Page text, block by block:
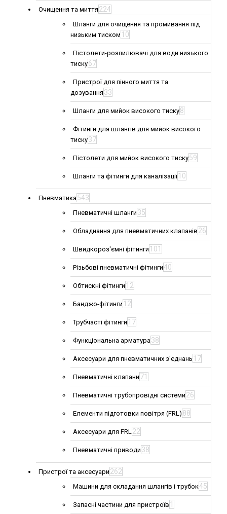
Очищення та миття 224
Шланги для очищення та промивання під
низьким тиском 10
Пістолети-розпилювачі для води низького
тиску67
Пристрої для пінного миття та
дозування 33
Шланги для мийок високого тиску8
Фітинги для шлангів для мийок високого
тиску37
Пістолети для мийок високого тиску59
Шланги та фітинги для каналізації 10
Пневматика543
Пневматичні шланги 35
Обладнання для пневматичних клапанів 26
Швидкороз'ємні фітинги 101
Різьбові пневматичні фітинги40
Обтискні фітинги 12
Банджо-фітинги 12
Трубчасті фітинги 17
Функціональна арматура38
Аксесуари для пневматичних з'єднань 17
Пневматичні клапани 71
Пневматичні трубопровідні системи 26
Елементи підготовки повітря (FRL) 88
Аксесуари для FRL22
Пневматичні приводи 38
Пристрої та аксесуари 262
Машини для складання шлангів і трубок45
Запасні частини для пристроїв 1